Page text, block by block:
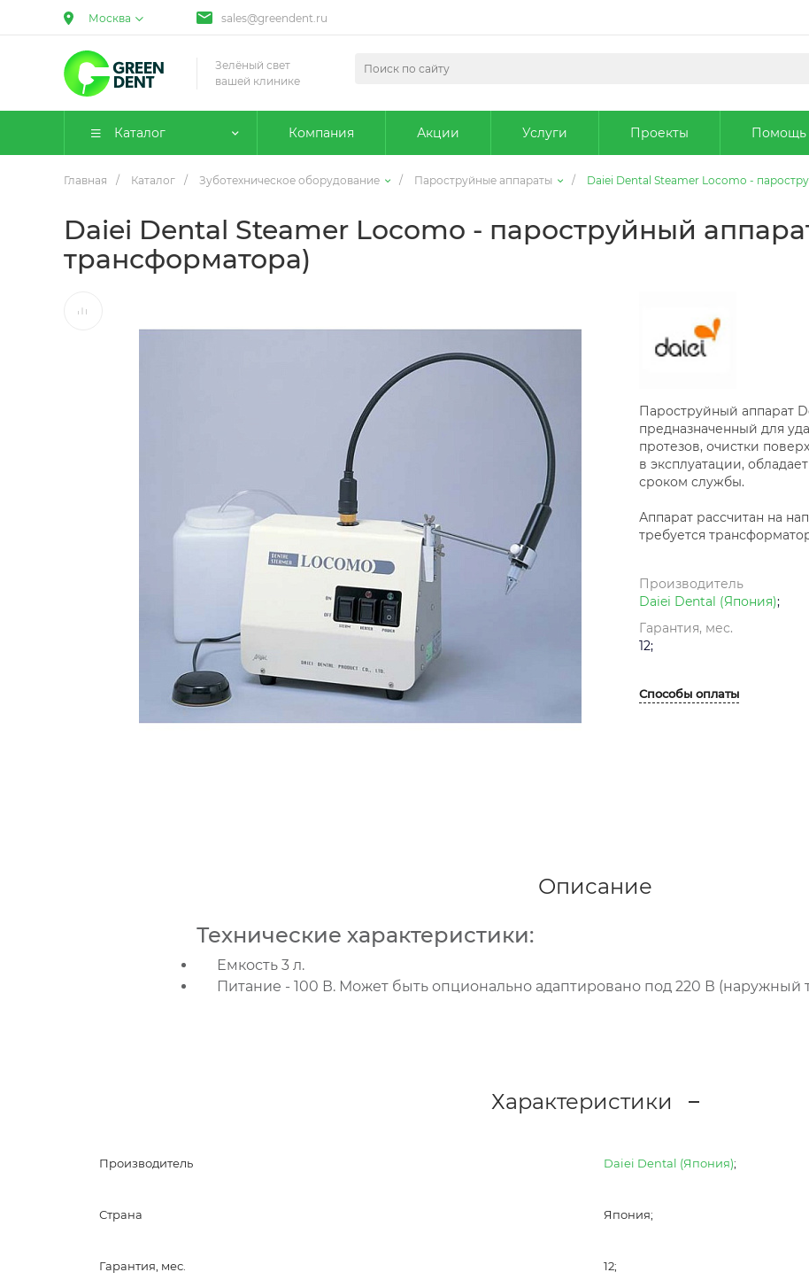
Москва sales@greendent.ru
Зелёный свет
вашей клинике
Каталог Компания Акции Услуги Проекты Помощь
Главная / Каталог / Зуботехническое оборудование / Пароструйные аппараты / Daiei Dental Steamer Locomo -
Daiei Dental Steamer Locomo - пароструйный
трансформатора)
Пароструйный аппарат
предназначенный для
протезов, очистки
в эксплуатации,
сроком службы.
Аппарат рассчитан на
требуется
Производитель
Daiei Dental (Япония);
Гарантия, мес.
12;
Способы оплаты
Описание
Технические характеристики:
Емкость 3 л.
Питание - 100 В. Может быть опционально адаптировано под 220 В (наружный
Характеристики
Производитель Daiei Dental (Япония);
Страна Япония;
Гарантия, мес. 12;